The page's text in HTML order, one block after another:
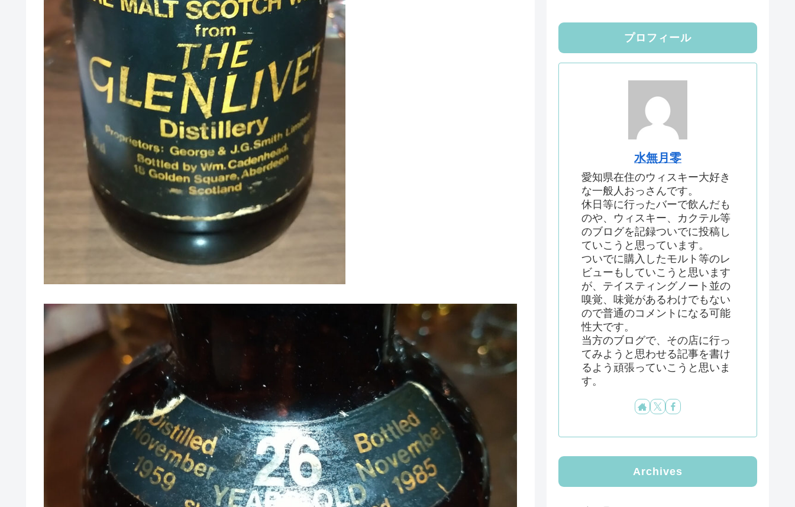
プロフィール
水無月零
愛知県在住のウィスキー大好き
な一般人おっさんです。
休日等に行ったバーで飲んだも
のや、ウィスキー、カクテル等
のブログを記録ついでに投稿し
ていこうと思っています。
ついでに購入したモルト等のレ
ビューもしていこうと思います
が、テイスティングノート並の
嗅覚、味覚があるわけでもない
ので普通のコメントになる可能
性大です。
当方のブログで、その店に行っ
てみようと思わせる記事を書け
るよう頑張っていこうと思いま
す。
Archives